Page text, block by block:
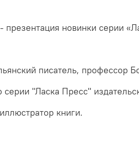
презентация новинки серии
писатель, профессор
"Ласка Пресс"
книги.